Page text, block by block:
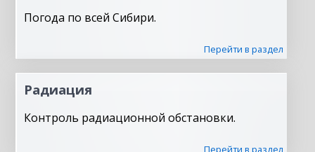
Погода по всей Сибири.
Перейти в раздел
Радиация
Контроль радиационной обстановки.
Перейти в раздел